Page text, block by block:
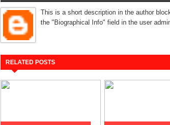
This is a short description in the author
the "Biographical Info" field in the user
RELATED POSTS